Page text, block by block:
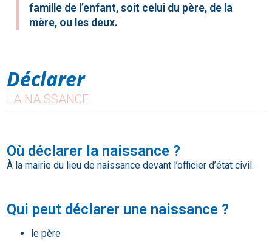
famille de l’enfant, soit celui du père, de la
mère, ou les deux.
Déclarer
LA NAISSANCE
Où déclarer la naissance ?
À la mairie du lieu de naissance devant l’officier d’état civil.
Qui peut déclarer une naissance ?
le père